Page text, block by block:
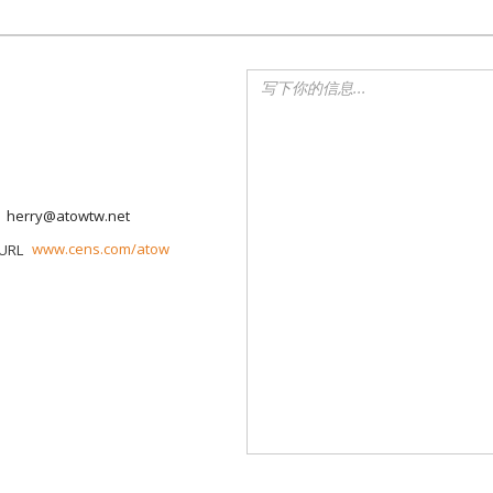
herry@atowtw.net
www.cens.com/atow